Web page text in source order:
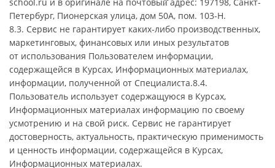
Петербург, Пионерская улица, дом 50А, пом. 103-Н.
8.3. Сервис не гарантирует каких-либо производственных,
маркетинговых, финансовых или иных результатов
от использования Пользователем информации,
содержащейся в Курсах, Информационных материалах,
информации, полученной от Специалиста.8.4.
Пользователь использует содержащуюся в Курсах,
Информационных материалах информацию по своему
усмотрению и на свой риск. Сервис не гарантирует
достоверность, актуальность, практическую применимость
и ценность информации, содержащейся в Курсах,
Информационных материалах.